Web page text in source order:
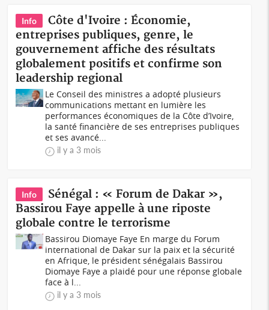
Info
Côte d'Ivoire : Économie,
entreprises publiques, genre, le
gouvernement affiche des résultats
globalement positifs et confirme son
leadership regional
Le Conseil des ministres a adopté plusieurs
communications mettant en lumière les
performances économiques de la Côte d’Ivoire,
la santé financière de ses entreprises publiques
et ses avancé...
il y a 3 mois
Info
Sénégal : « Forum de Dakar »,
Bassirou Faye appelle à une riposte
globale contre le terrorisme
Bassirou Diomaye Faye En marge du Forum
international de Dakar sur la paix et la sécurité
en Afrique, le président sénégalais Bassirou
Diomaye Faye a plaidé pour une réponse globale
face à l...
il y a 3 mois